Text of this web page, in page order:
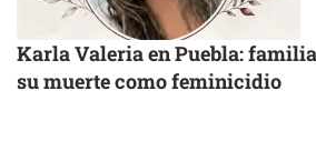
Karla Valeria en Puebla:
su muerte como feminicidio